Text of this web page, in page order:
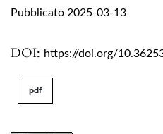
DOI: https://doi.org/
Pubblicato 2025-03-13
pdf